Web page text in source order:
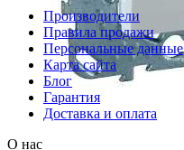
Производители
Правила продажи
Персональные данные
Карта сайта
Блог
Гарантия
Доставка и оплата
О нас